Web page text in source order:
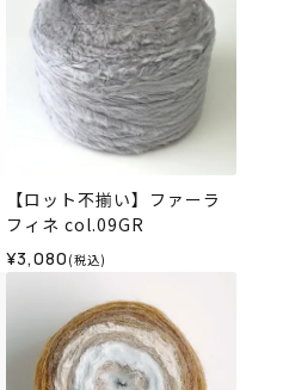
【ロット不揃い】ファーラ
フィネ col.09GR
¥3,080 (税込)